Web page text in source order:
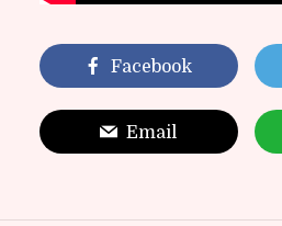
Facebook
Email